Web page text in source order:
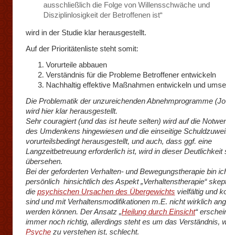
ausschließlich die Folge von Willensschwäche und
Disziplinlosigkeit der Betroffenen ist“
wird in der Studie klar herausgestellt.
Auf der Prioritätenliste steht somit:
Vorurteile abbauen
Verständnis für die Probleme Betroffener entwickeln
Nachhaltig effektive Maßnahmen entwickeln und
Die Problematik der unzureichenden Abnehmprogramme
wird hier klar herausgestellt.
Sehr couragiert (und das ist heute selten) wird auf die
des Umdenkens hingewiesen und die einseitige
vorurteilsbedingt herausgestellt, und auch, dass ggf. eine
Langzeitbetreuung erforderlich ist, wird in dieser Deutlichkeit
übersehen.
Bei der geforderten Verhalten- und Bewegungstherapie bin
persönlich hinsichtlich des Aspekt „Verhaltenstherapie“
die psychischen Ursachen des Übergewichts vielfältig und
sind und mit Verhaltensmodifikationen m.E. nicht wirklich
werden können. Der Ansatz „Heilung durch Einsicht“
immer noch richtig, allerdings steht es um das Verständnis,
Psyche zu verstehen ist, schlecht.